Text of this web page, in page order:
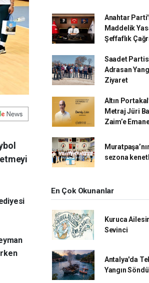
Anahtar
Maddelik
Şeffaflık
Saadet
Adrasan
Ziyaret
Altın
Metraj Jüri
Zaim’e
sezona
En Çok Okunanlar
Kuruca
Sevinci
Antalya'da
Yangın